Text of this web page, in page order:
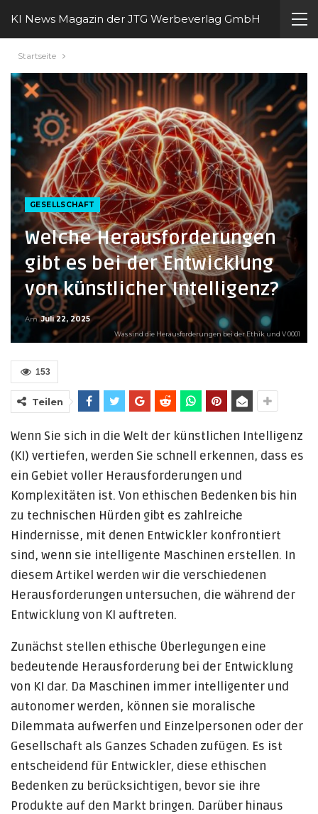
KI News Magazin der JTG Werbeverlag GmbH
Startseite
GESELLSCHAFT
Welche Herausforderungen
gibt es bei der Entwicklung
von künstlicher Intelligenz?
AmJuli 22, 2025
Was sind die Herausforderungen bei der Ethik und V 0001
153
Teilen
Wenn Sie sich in die Welt der künstlichen Intelligenz
(KI) vertiefen, werden Sie schnell erkennen, dass es
ein Gebiet voller Herausforderungen und
Komplexitäten ist. Von ethischen Bedenken bis hin
zu technischen Hürden gibt es zahlreiche
Hindernisse, mit denen Entwickler konfrontiert
sind, wenn sie intelligente Maschinen erstellen. In
diesem Artikel werden wir die verschiedenen
Herausforderungen untersuchen, die während der
Entwicklung von KI auftreten.
Zunächst stellen ethische Überlegungen eine
bedeutende Herausforderung bei der Entwicklung
von KI dar. Da Maschinen immer intelligenter und
autonomer werden, können sie moralische
Dilemmata aufwerfen und Einzelpersonen oder der
Gesellschaft als Ganzes Schaden zufügen. Es ist
entscheidend für Entwickler, diese ethischen
Bedenken zu berücksichtigen, bevor sie ihre
Produkte auf den Markt bringen. Darüber hinaus